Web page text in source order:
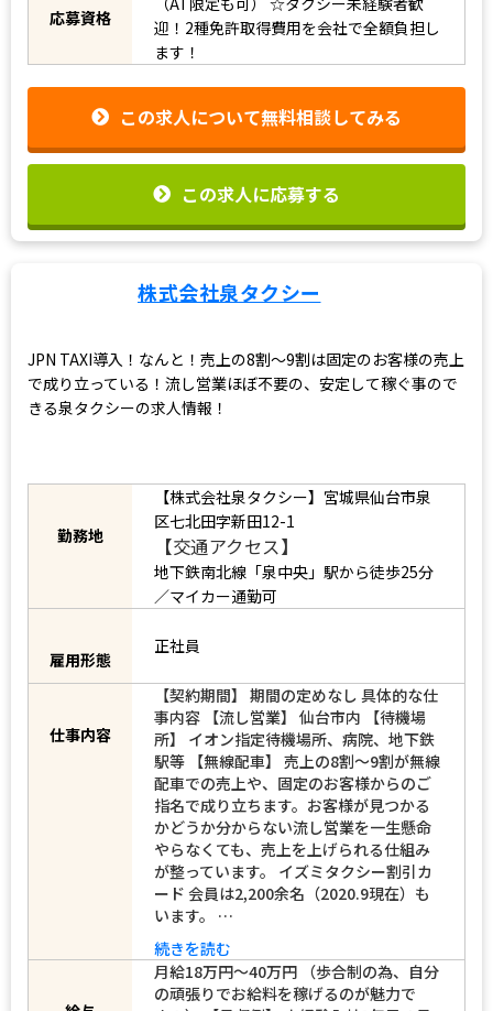
続きを読む
普通自動車免許を取得後3年以上の方
（AT限定も可）☆タクシー未経験者歓
迎！2種免許取得費用を会社で全額負担し
ます！
この求人に応募する
株式会社泉タクシー
JPN TAXI導入！なんと！売上の8割～9割は固定のお客様の売上
【株式会社泉タクシー】宮城県仙台市泉
区七北田字新田12-1
【交通アクセス】
／マイカー通勤可
正社員
【契約期間】 期間の定めなし 具体的な仕
事内容 【流し営業】 仙台市内 【待機場
所】 イオン指定待機場所、病院、地下鉄
駅等 【無線配車】 売上の8割～9割が無線
配車での売上や、固定のお客様からのご
指名で成り立ちます。お客様が見つかる
かどうか分からない流し営業を一生懸命
やらなくても、売上を上げられる仕組み
が整っています。 イズミタクシー割引カ
ード 会員は2,200余名（2020.9現在）も
います。 …